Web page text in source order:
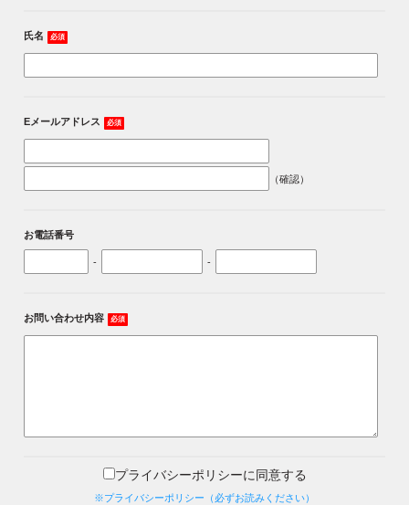
氏名 必須
Eメールアドレス 必須
（確認）
お電話番号
- -
お問い合わせ内容 必須
プライバシーポリシーに同意する
※プライバシーポリシー（必ずお読みください）